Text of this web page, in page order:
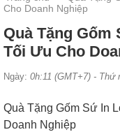
Cho Doanh Nghiệp
Quà Tặng
Tối Ưu Cho
Ngày: 0h:11 (GMT+7) - Thứ
Quà Tặng Gốm Sứ In
Doanh Nghiệp